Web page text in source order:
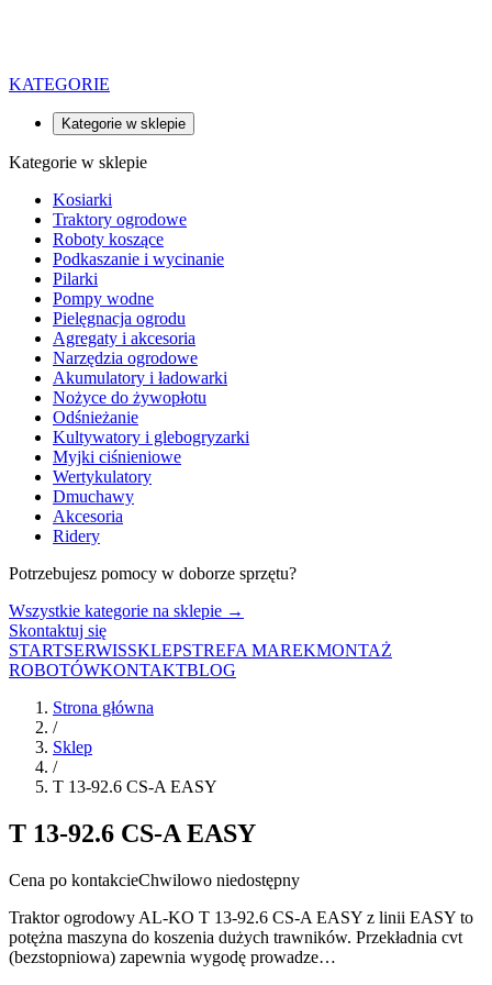
KATEGORIE
Kategorie w sklepie
Kategorie w sklepie
Kosiarki
Traktory ogrodowe
Roboty koszące
Podkaszanie i wycinanie
Pilarki
Pompy wodne
Pielęgnacja ogrodu
Agregaty i akcesoria
Narzędzia ogrodowe
Akumulatory i ładowarki
Nożyce do żywopłotu
Odśnieżanie
Kultywatory i glebogryzarki
Myjki ciśnieniowe
Wertykulatory
Dmuchawy
Akcesoria
Ridery
Potrzebujesz pomocy w doborze sprzętu?
Wszystkie kategorie na sklepie →
Skontaktuj się
STARTSERWISSKLEPSTREFA MAREKMONTAŻ
ROBOTÓWKONTAKTBLOG
Strona główna
/
Sklep
/
T 13-92.6 CS-A EASY
T 13-92.6 CS-A EASY
Cena po kontakcieChwilowo niedostępny
Traktor ogrodowy AL-KO T 13-92.6 CS-A EASY z linii EASY to
potężna maszyna do koszenia dużych trawników. Przekładnia cvt
(bezstopniowa) zapewnia wygodę prowadze…